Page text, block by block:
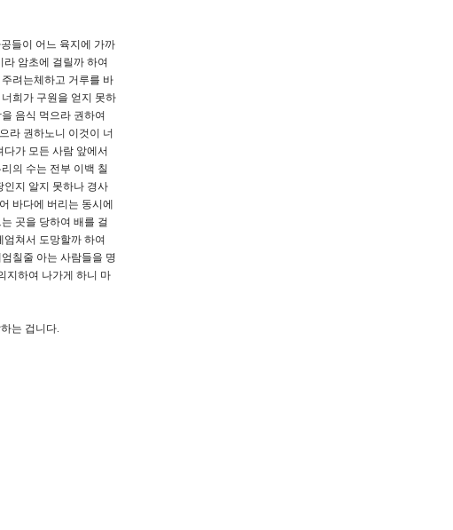
들이 어느 육지에 가까
암초에 걸릴까 하여
려는체하고 거루를 바
희가 구원을 얻지 못하
음식 먹으라 권하여
라 권하노니 이것이 너
가 모든 사람 앞에서
의 수는 전부 이백 칠
인지 알지 못하나 경사
바다에 버리는 동시에
곳을 당하여 배를 걸
쳐서 도망할까 하여
칠줄 아는 사람들을 명
지하여 나가게 하니 마
는 겁니다.